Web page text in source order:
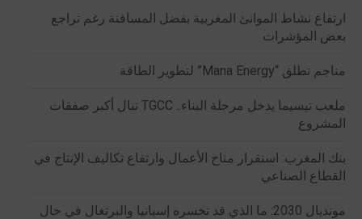
ارتفاع نشاط الموانئ المغربية بفضل المسافنة رغم تراجع
بعض المؤشرات
مناجم تطلق “Mana Energy” لتطوير الطاقة
ملعب تيسيما يدخل مرحلة البناء.. TGCC تنال أكبر صفقات
المشروع
بنك المغرب: استقرار مناخ الأعمال وارتفاع تكاليف الإنتاج في
القطاع الصناعي
مونديال 2030: ما الذي قد تخسره إسبانيا والبرتغال في حال